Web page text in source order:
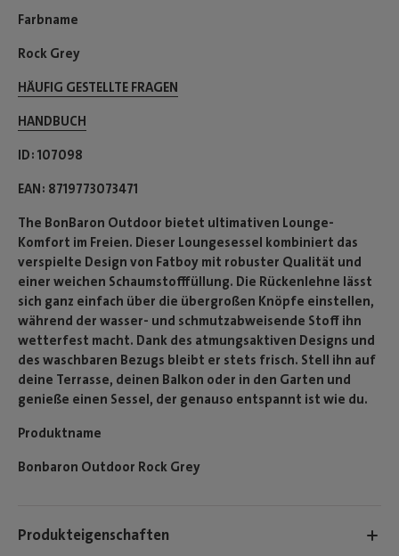
Farbname
Rock Grey
HÄUFIG GESTELLTE FRAGEN
HANDBUCH
ID 107098
EAN 8719773073471
The BonBaron Outdoor bietet ultimativen Lounge-
Komfort im Freien. Dieser Loungesessel kombiniert das
verspielte Design von Fatboy mit robuster Qualität und
einer weichen Schaumstofffüllung. Die Rückenlehne lässt
sich ganz einfach über die übergroßen Knöpfe einstellen,
während der wasser- und schmutzabweisende Stoff ihn
wetterfest macht. Dank des atmungsaktiven Designs und
des waschbaren Bezugs bleibt er stets frisch. Stell ihn auf
deine Terrasse, deinen Balkon oder in den Garten und
genieße einen Sessel, der genauso entspannt ist wie du.
Produktname
Bonbaron Outdoor Rock Grey
Produkteigenschaften